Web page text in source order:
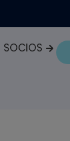
SOCIOS